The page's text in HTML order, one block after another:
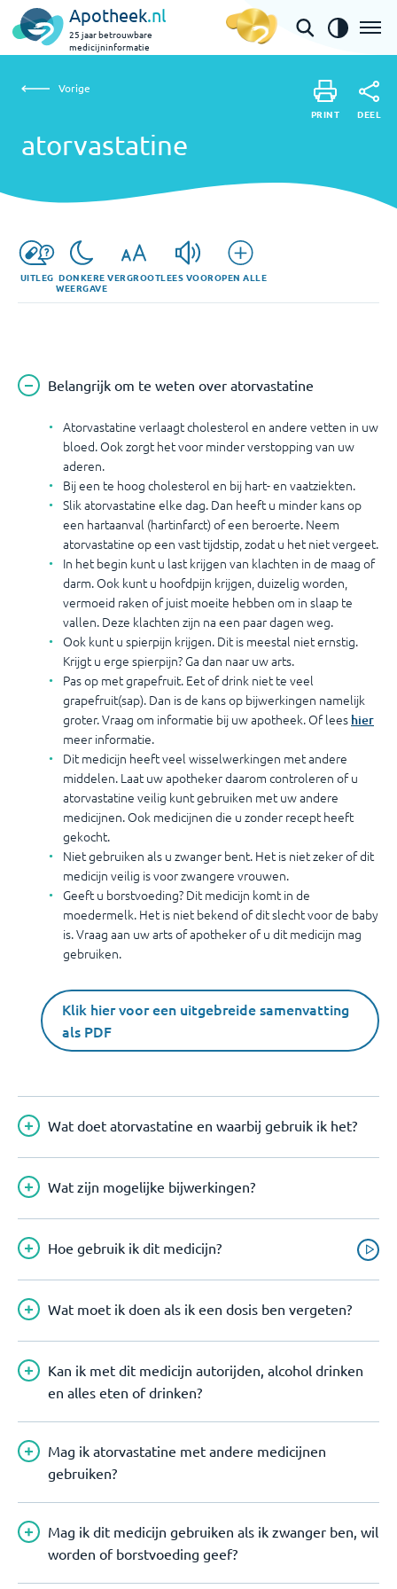
Apotheek.nl
25 jaar betrouwbare
medicijninformatie
atorvastatine
Vorige
atorvastatine
PRINT DEEL
UITLEG DONKERE
WEERGAVE
VERGROOTLEES VOOROPEN ALLE
Belangrijk om te weten over atorvastatine
Atorvastatine verlaagt cholesterol en andere vetten in uw
bloed. Ook zorgt het voor minder verstopping van uw
aderen.
Bij een te hoog cholesterol en bij hart- en vaatziekten.
Slik atorvastatine elke dag. Dan heeft u minder kans op
een hartaanval (hartinfarct) of een beroerte. Neem
atorvastatine op een vast tijdstip, zodat u het niet vergeet.
In het begin kunt u last krijgen van klachten in de maag of
darm. Ook kunt u hoofdpijn krijgen, duizelig worden,
vermoeid raken of juist moeite hebben om in slaap te
vallen. Deze klachten zijn na een paar dagen weg.
Ook kunt u spierpijn krijgen. Dit is meestal niet ernstig.
Krijgt u erge spierpijn? Ga dan naar uw arts.
Pas op met grapefruit. Eet of drink niet te veel
grapefruit(sap). Dan is de kans op bijwerkingen namelijk
groter. Vraag om informatie bij uw apotheek. Of lees hier
meer informatie.
Dit medicijn heeft veel wisselwerkingen met andere
middelen. Laat uw apotheker daarom controleren of u
atorvastatine veilig kunt gebruiken met uw andere
medicijnen. Ook medicijnen die u zonder recept heeft
gekocht.
Niet gebruiken als u zwanger bent. Het is niet zeker of dit
medicijn veilig is voor zwangere vrouwen.
Geeft u borstvoeding? Dit medicijn komt in de
moedermelk. Het is niet bekend of dit slecht voor de baby
is. Vraag aan uw arts of apotheker of u dit medicijn mag
gebruiken.
Klik hier voor een uitgebreide samenvatting
als PDF
Wat doet atorvastatine en waarbij gebruik ik het?
Wat zijn mogelijke bijwerkingen?
Hoe gebruik ik dit medicijn?
Wat moet ik doen als ik een dosis ben vergeten?
Kan ik met dit medicijn autorijden, alcohol drinken
en alles eten of drinken?
Mag ik atorvastatine met andere medicijnen
gebruiken?
Mag ik dit medicijn gebruiken als ik zwanger ben, wil
worden of borstvoeding geef?